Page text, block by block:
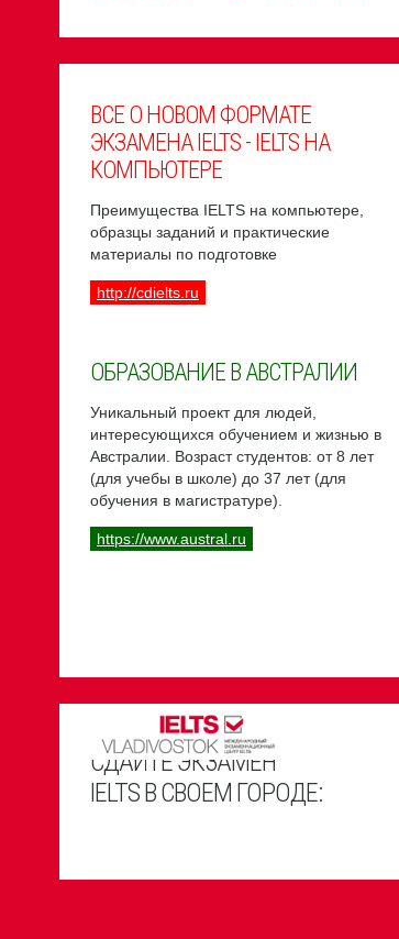
ВСЕ О НОВОМ ФОРМАТЕ
ЭКЗАМЕНА IELTS - IELTS НА
КОМПЬЮТЕРЕ
Преимущества IELTS на компьютере,
образцы заданий и практические
материалы по подготовке
http://cdielts.ru
ОБРАЗОВАНИЕ В АВСТРАЛИИ
Уникальный проект для людей,
интересующихся обучением и жизнью в
Австралии. Возраст студентов: от 8 лет
(для учебы в школе) до 37 лет (для
обучения в магистратуре).
https://www.austral.ru
СДАЙТЕ ЭКЗАМЕН
IELTS В СВОЕМ ГОРОДЕ: